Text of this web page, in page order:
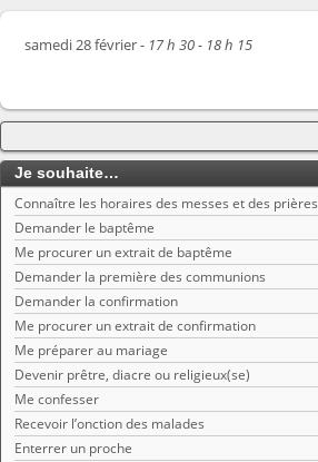
samedi 28 février - 17 h 30 - 18 h 15
Je souhaite…
Connaître les horaires des messes et des prières
Demander le baptême
Me procurer un extrait de baptême
Demander la première des communions
Demander la confirmation
Me procurer un extrait de confirmation
Me préparer au mariage
Devenir prêtre, diacre ou religieux(se)
Me confesser
Recevoir l’onction des malades
Enterrer un proche